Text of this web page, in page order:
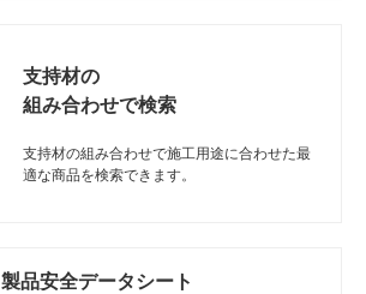
支持材の
組み合わせで検索
支持材の組み合わせで施工用途に合わせた最
適な商品を検索できます。
製品安全データシート